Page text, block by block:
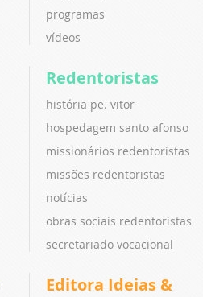
programas
vídeos
Redentoristas
história pe. vitor
hospedagem santo afonso
missionários redentoristas
missões redentoristas
notícias
obras sociais redentoristas
secretariado vocacional
Editora Ideias &